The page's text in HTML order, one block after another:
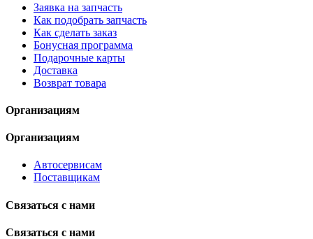
Заявка на запчасть
Как подобрать запчасть
Как сделать заказ
Бонусная программа
Подарочные карты
Доставка
Возврат товара
Организациям
Организациям
Автосервисам
Поставщикам
Связаться с нами
Связаться с нами